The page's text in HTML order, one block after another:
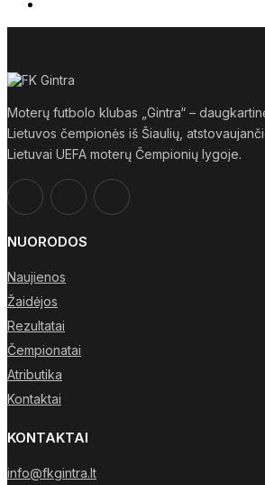
Moterų futbolo klubas „Gintra“ –
Lietuvos čempionės iš Šiaulių,
Lietuvai UEFA moterų Čempionių lygoje.
NUORODOS
Naujienos
Žaidėjos
Rezultatai
Čempionatai
Atributika
Kontaktai
KONTAKTAI
info@fkgintra.lt